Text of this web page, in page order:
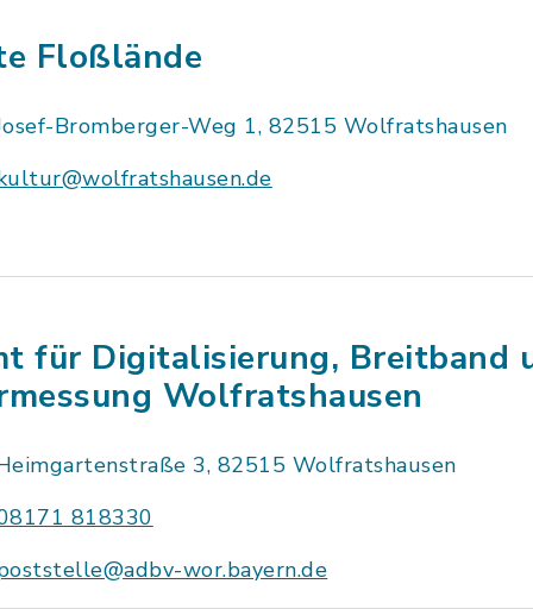
Floßlände
Bromberger-Weg 1, 82515 Wolfratshausen
für Digitalisierung, Breitband
Wolfratshausen
3, 82515 Wolfratshausen
818330
wor.bayern.de